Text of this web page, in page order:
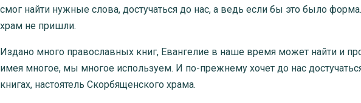
смог найти нужные слова, достучаться до нас, а ведь если бы это было
храм не пришли.
Издано много православных книг, Евангелие в наше время может найти и
имея многое, мы многое используем. И по-прежнему хочет до нас
книгах, настоятель Скорбященского храма.